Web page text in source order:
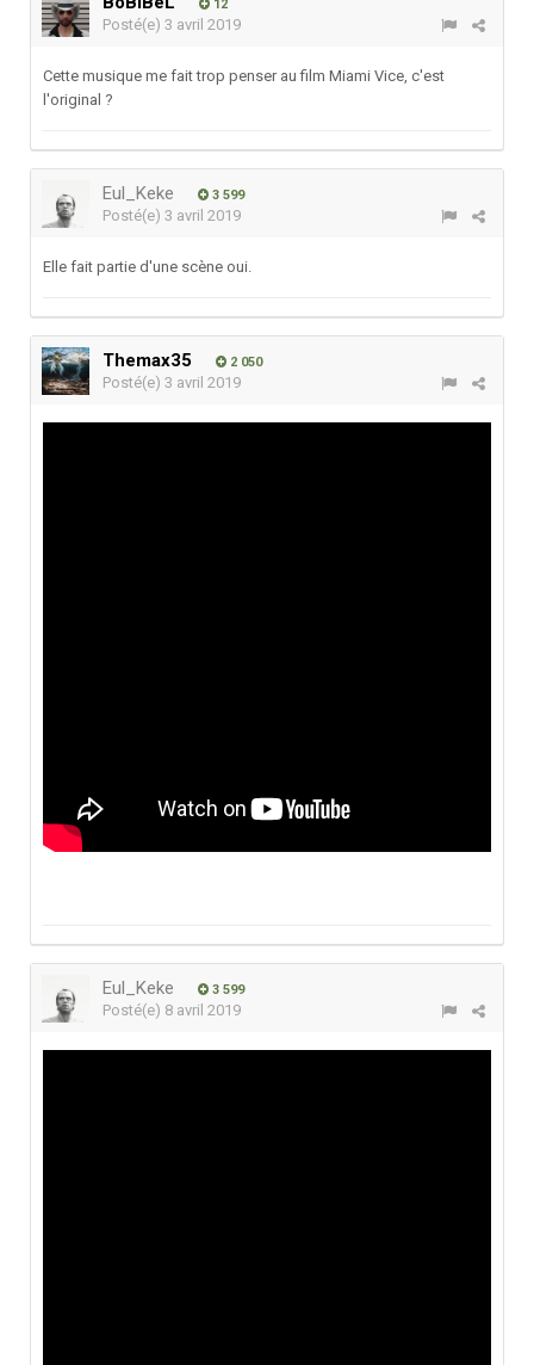
12
Posté(e) 3 avril 2019
Cette musique me fait trop penser au film Miami Vice, c'est
l'original ?
Eul_Keke 3 599
Posté(e) 3 avril 2019
Elle fait partie d'une scène oui.
Themax35 2 050
Posté(e) 3 avril 2019
Eul_Keke 3 599
Posté(e) 8 avril 2019